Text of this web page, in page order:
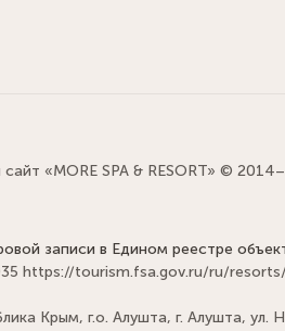
«MORE SPA & RESORT» ©
записи в Едином реестре
https://tourism.fsa.gov.ru/ru/
Крым, г.о. Алушта, г. Алушта, ул.